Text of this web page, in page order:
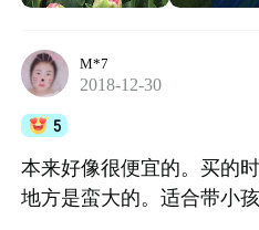
M*7
2018-12-30
5
本来好像很便宜的。买的
地方是蛮大的。适合带小孩